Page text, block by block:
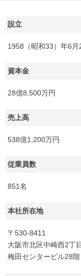
設立
1958（昭和33）年6月
資本金
28億8,500万円
売上高
538億1,200万円
従業員数
851名
本社所在地
〒530-8411
大阪市北区中崎西2丁
梅田センタービル28階